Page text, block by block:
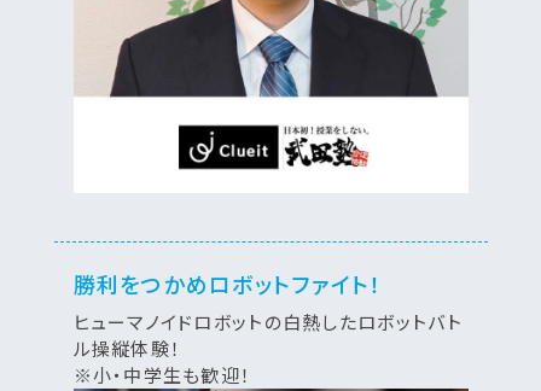
勝利をつかめロボットファイト！
ヒューマノイドロボットの白熱したロボットバト
ル操縦体験！
※小・中学生も歓迎！